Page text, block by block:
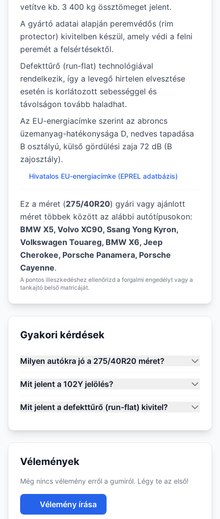
vetítve kb. 3 400 kg össztömeget jelent.
A gyártó adatai alapján peremvédős (rim
protector) kivitelben készül, amely védi a felni
peremét a felsértésektől.
Defekttűrő (run-flat) technológiával
rendelkezik, így a levegő hirtelen elvesztése
esetén is korlátozott sebességgel és
távolságon tovább haladhat.
Az EU-energiacímke szerint az abroncs
üzemanyag-hatékonysága D, nedves tapadása
B osztályú, külső gördülési zaja 72 dB (B
zajosztály).
Hivatalos EU-energiacímke (EPREL adatbázis)
Ez a méret (275/40R20) gyári vagy ajánlott
méret többek között az alábbi autótípusokon:
BMW X5, Volvo XC90, Ssang Yong Kyron,
Volkswagen Touareg, BMW X6, Jeep
Cherokee, Porsche Panamera, Porsche
Cayenne.
A pontos illeszkedéshez ellenőrizd a forgalmi engedélyt vagy a
tankajtó belső matricáját.
Gyakori kérdések
Milyen autókra jó a 275/40R20 méret?
Mit jelent a 102Y jelölés?
Mit jelent a defekttűrő (run-flat) kivitel?
Vélemények
Még nincs vélemény erről a gumiról. Légy te az első!
Vélemény írása